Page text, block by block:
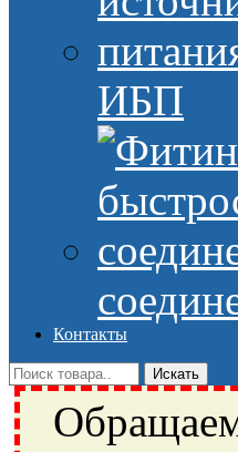
ИБП
Контакты